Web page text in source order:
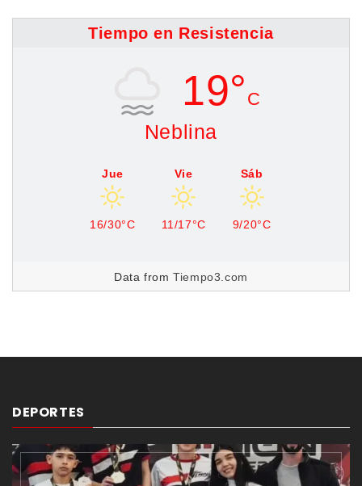
Tiempo en Resistencia
19° C
Neblina
Jue
16/30°C
Vie
11/17°C
Sáb
9/20°C
Data fromTiempo3.com
DEPORTES